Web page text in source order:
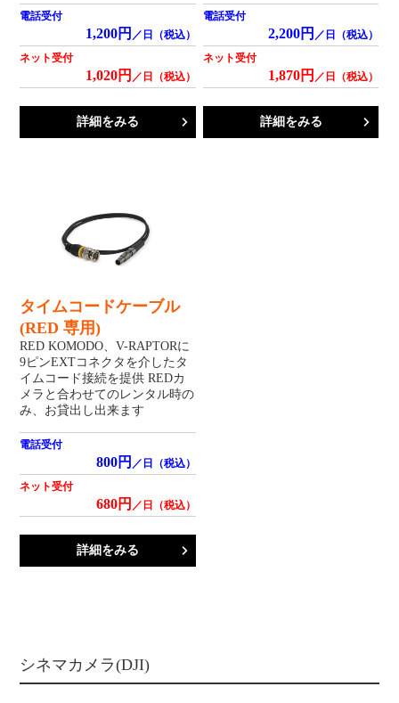
電話受付
1,200円 ／日（税込）
ネット受付
1,020円 ／日（税込）
詳細をみる
電話受付
2,200円 ／日（税込）
ネット受付
1,870円 ／日（税込）
詳細をみる
タイムコードケーブル
(RED 専用)
RED KOMODO、V-RAPTORに
9ピンEXTコネクタを介したタ
イムコード接続を提供 REDカ
メラと合わせてのレンタル時の
み、お貸出し出来ます
電話受付
800円 ／日（税込）
ネット受付
680円 ／日（税込）
詳細をみる
シネマカメラ(DJI)